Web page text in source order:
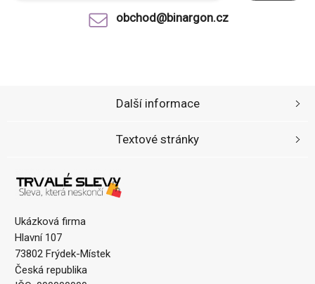
obchod@binargon.cz
Ukázková firma
Hlavní 107
73802 Frýdek-Místek
Česká republika
Další informace
Textové stránky